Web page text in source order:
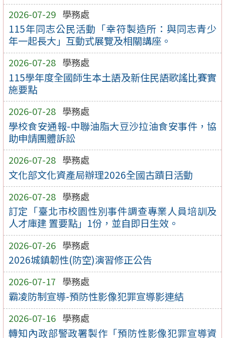
2026-07-29 學務處
115年同志公民活動「幸符製造所：與同志青少
年一起長大」互動式展覽及相關講座。
2026-07-28 學務處
115學年度全國師生本土語及新住民語歌謠比賽實
施要點
2026-07-28 學務處
學校食安通報-中聯油脂大豆沙拉油食安事件，協
助申請團體訴訟
2026-07-28 學務處
文化部文化資產局辦理2026全國古蹟日活動
2026-07-28 學務處
訂定「臺北市校園性別事件調查專業人員培訓及
人才庫建 置要點」1份，並自即日生效。
2026-07-26 學務處
2026城鎮韌性(防空)演習修正公告
2026-07-17 學務處
霸凌防制宣導-預防性影像犯罪宣導影連結
2026-07-16 學務處
轉知內政部警政署製作「預防性影像犯罪宣導資